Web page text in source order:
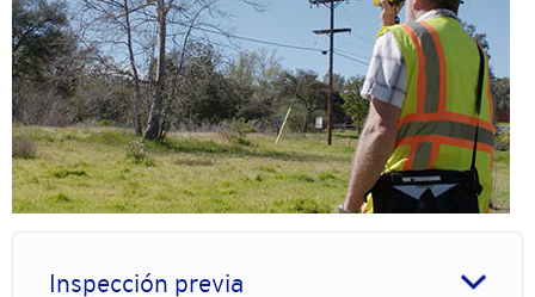
Inspección previa